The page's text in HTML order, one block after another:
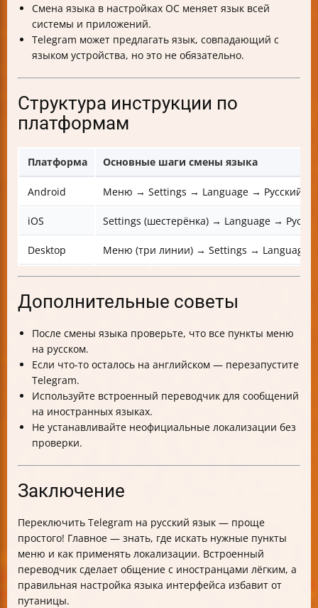
Смена языка в настройках ОС меняет язык всей
системы и приложений.
Telegram может предлагать язык, совпадающий с
языком устройства, но это не обязательно.
Структура инструкции по
платформам
Платформа Основные шаги смены языка
Android Меню → Settings → Language → Русский
iOS Settings (шестерёнка) → Language →
Desktop Меню (три линии) → Settings → Language
Дополнительные советы
После смены языка проверьте, что все пункты меню
на русском.
Если что-то осталось на английском — перезапустите
Telegram.
Используйте встроенный переводчик для сообщений
на иностранных языках.
Не устанавливайте неофициальные локализации без
проверки.
Заключение
Переключить Telegram на русский язык — проще
простого! Главное — знать, где искать нужные пункты
меню и как применять локализации. Встроенный
переводчик сделает общение с иностранцами лёгким, а
правильная настройка языка интерфейса избавит от
путаницы.